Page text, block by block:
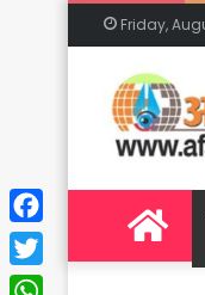
Friday,
Facebook
Twitter